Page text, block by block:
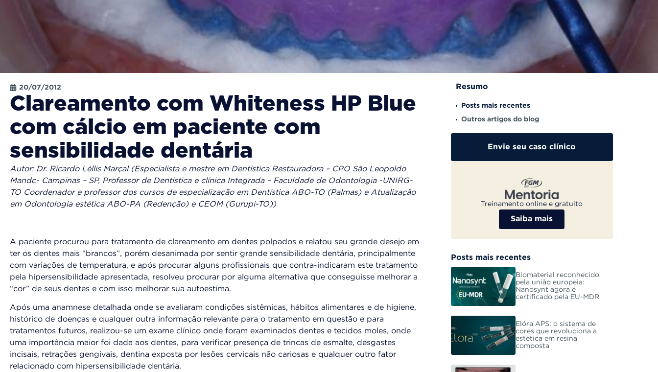
20/07/2012
Clareamento com Whiteness HP Blue
com cálcio em paciente com
sensibilidade dentária
Autor: Dr. Ricardo Léllis Marçal (Especialista e mestre em Dentística Restauradora – CPO São Leopoldo
Mandc- Campinas – SP, Professor de Dentística e clínica Integrada – Faculdade de Odontologia -UNIRG-
TO Coordenador e professor dos cursos de especialização em Dentística ABO-TO (Palmas) e Atualização
em Odontologia estética ABO-PA (Redenção) e CEOM (Gurupi-TO))
A paciente procurou para tratamento de clareamento em dentes polpados e relatou seu grande desejo em
ter os dentes mais “brancos”, porém desanimada por sentir grande sensibilidade dentária, principalmente
com variações de temperatura, e após procurar alguns profissionais que contra-indicaram este tratamento
pela hipersensibilidade apresentada, resolveu procurar por alguma alternativa que conseguisse melhorar a
“cor” de seus dentes e com isso melhorar sua autoestima.
Após uma anamnese detalhada onde se avaliaram condições sistêmicas, hábitos alimentares e de higiene,
histórico de doenças e qualquer outra informação relevante para o tratamento em questão e para
tratamentos futuros, realizou-se um exame clínico onde foram examinados dentes e tecidos moles, onde
uma importância maior foi dada aos dentes, para verificar presença de trincas de esmalte, desgastes
incisais, retrações gengivais, dentina exposta por lesões cervicais não cariosas e qualquer outro fator
relacionado com hipersensibilidade dentária.
Resumo
Posts mais recentes
Outros artigos do blog
Envie seu caso clínico
Treinamento online e gratuito
Saiba mais
Posts mais recentes
Biomaterial reconhecido
pela união europeia:
Nanosynt agora é
certificado pela EU-MDR
Elóra APS: o sistema de
cores que revoluciona a
estética em resina
composta